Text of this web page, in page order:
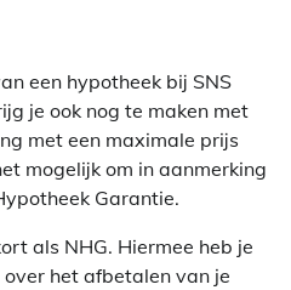
een hypotheek bij SNS
je ook nog te maken met
met een maximale prijs
mogelijk om in aanmerking
Garantie.
als NHG. Hiermee heb je
het afbetalen van je